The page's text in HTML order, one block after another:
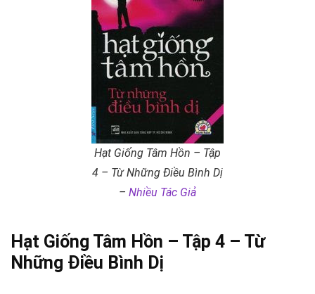
Hạt Giống Tâm Hồn – Tập
4 – Từ Những Điều Bình Dị
– Nhiều Tác Giả
Hạt Giống Tâm Hồn – Tập 4 – Từ
Những Điều Bình Dị